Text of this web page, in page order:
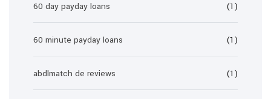
60 day payday loans (1)
60 minute payday loans (1)
abdlmatch de reviews (1)